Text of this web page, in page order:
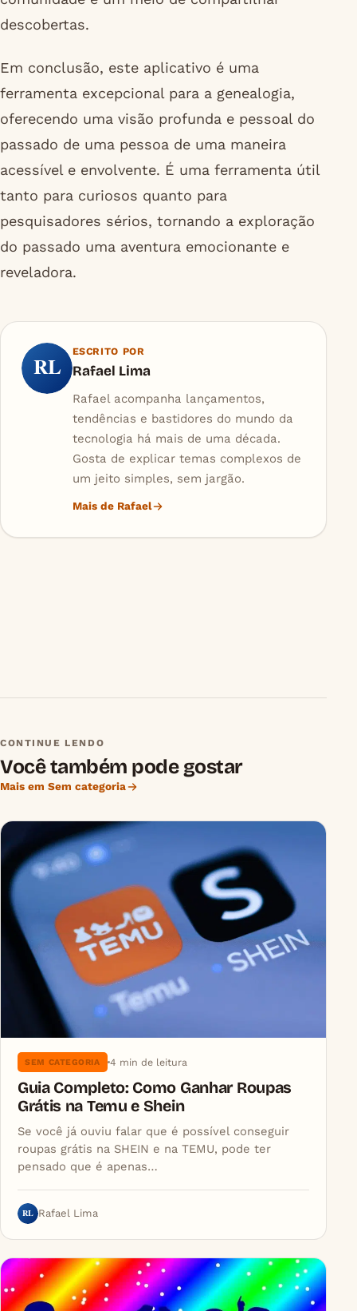
descobertas.
Em conclusão, este aplicativo é uma
ferramenta excepcional para a genealogia,
oferecendo uma visão profunda e pessoal do
passado de uma pessoa de uma maneira
acessível e envolvente. É uma ferramenta útil
tanto para curiosos quanto para
pesquisadores sérios, tornando a exploração
do passado uma aventura emocionante e
reveladora.
RL
ESCRITO POR
Rafael Lima
Rafael acompanha lançamentos,
tendências e bastidores do mundo da
tecnologia há mais de uma década.
Gosta de explicar temas complexos de
um jeito simples, sem jargão.
Mais de Rafael
CONTINUE LENDO
Você também pode gostar
Mais em Sem categoria
SEM CATEGORIA 4 min de leitura
Guia Completo: Como Ganhar Roupas
Grátis na Temu e Shein
Se você já ouviu falar que é possível conseguir
roupas grátis na SHEIN e na TEMU, pode ter
pensado que é apenas…
RL Rafael Lima